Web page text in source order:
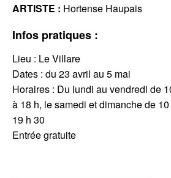
ARTISTE : Hortense Haupais
Infos pratiques :
Lieu : Le Villare
Dates : du 23 avril au 5 mai
Horaires : Du lundi au vendredi de
à 18 h, le samedi et dimanche de
19 h 30
Entrée gratuite